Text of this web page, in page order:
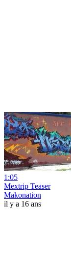
1:05
Mextrip Teaser
Makonation
il y a 16 ans